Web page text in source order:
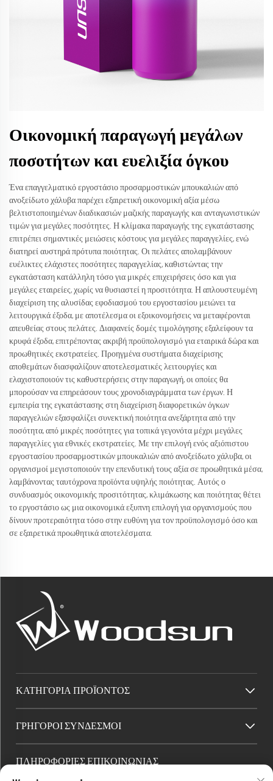
Οικονομική παραγωγή μεγάλων
ποσοτήτων και ευελιξία όγκου
Ένα επαγγελματικό εργοστάσιο προσαρμοστικών μπουκαλιών από
ανοξείδωτο χάλυβα παρέχει εξαιρετική οικονομική αξία μέσω
βελτιστοποιημένων διαδικασιών μαζικής παραγωγής και ανταγωνιστικών
τιμών για μεγάλες ποσότητες. Η κλίμακα παραγωγής της εγκατάστασης
επιτρέπει σημαντικές μειώσεις κόστους για μεγάλες παραγγελίες, ενώ
διατηρεί αυστηρά πρότυπα ποιότητας. Οι πελάτες απολαμβάνουν
ευέλικτες ελάχιστες ποσότητες παραγγελίας, καθιστώντας την
εγκατάσταση κατάλληλη τόσο για μικρές επιχειρήσεις όσο και για
μεγάλες εταιρείες, χωρίς να θυσιαστεί η προσιτότητα. Η απλουστευμένη
διαχείριση της αλυσίδας εφοδιασμού του εργοστασίου μειώνει τα
λειτουργικά έξοδα, με αποτέλεσμα οι εξοικονομήσεις να μεταφέρονται
απευθείας στους πελάτες. Διαφανείς δομές τιμολόγησης εξαλείφουν τα
κρυφά έξοδα, επιτρέποντας ακριβή προϋπολογισμό για εταιρικά δώρα και
προωθητικές εκστρατείες. Προηγμένα συστήματα διαχείρισης
αποθεμάτων διασφαλίζουν αποτελεσματικές λειτουργίες και
ελαχιστοποιούν τις καθυστερήσεις στην παραγωγή, οι οποίες θα
μπορούσαν να επηρεάσουν τους χρονοδιαγράμματα των έργων. Η
εμπειρία της εγκατάστασης στη διαχείριση διαφορετικών όγκων
παραγγελιών εξασφαλίζει συνεκτική ποιότητα ανεξάρτητα από την
ποσότητα, από μικρές ποσότητες για τοπικά γεγονότα μέχρι μεγάλες
παραγγελίες για εθνικές εκστρατείες. Με την επιλογή ενός αξιόπιστου
εργοστασίου προσαρμοστικών μπουκαλιών από ανοξείδωτο χάλυβα, οι
οργανισμοί μεγιστοποιούν την επενδυτική τους αξία σε προωθητικά μέσα,
λαμβάνοντας ταυτόχρονα προϊόντα υψηλής ποιότητας. Αυτός ο
συνδυασμός οικονομικής προσιτότητας, κλιμάκωσης και ποιότητας θέτει
το εργοστάσιο ως μια οικονομικά εξυπνη επιλογή για οργανισμούς που
δίνουν προτεραιότητα τόσο στην ευθύνη για τον προϋπολογισμό όσο και
σε εξαιρετικά προωθητικά αποτελέσματα.
ΚΑΤΗΓΟΡΊΑ ΠΡΟΪΌΝΤΟΣ
ΓΡΉΓΟΡΟΙ ΣΎΝΔΕΣΜΟΙ
ΠΛΗΡΟΦΟΡΙΕΣ ΕΠΙΚΟΙΝΩΝΙΑΣ